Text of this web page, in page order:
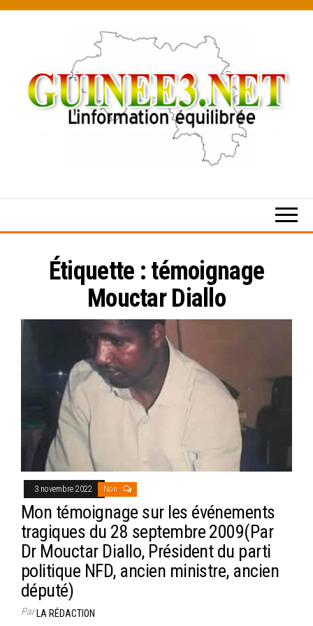
content
Étiquette : témoignage
Mouctar Diallo
3 novembre 2022 Non
Mon témoignage sur les événements
tragiques du 28 septembre 2009(Par
Dr Mouctar Diallo, Président du parti
politique NFD, ancien ministre, ancien
député)
ParLA RÉDACTION